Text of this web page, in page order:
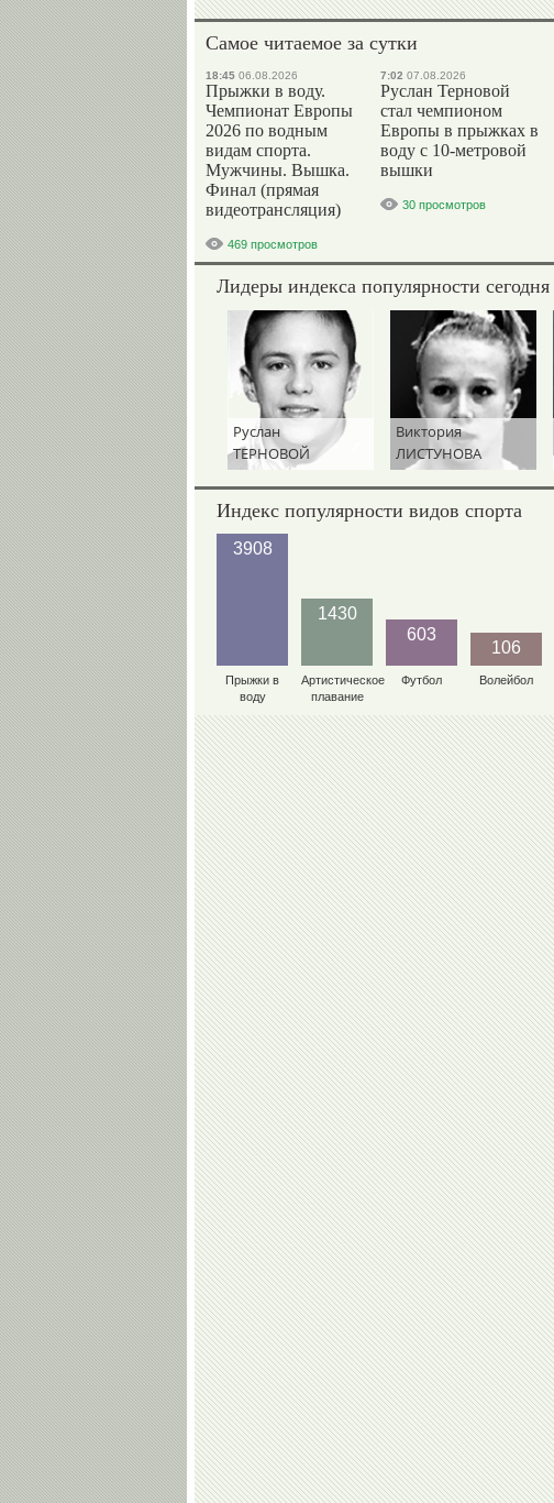
Самое читаемое за сутки
18:45 06.08.2026
Прыжки в воду.
Чемпионат Европы
2026 по водным
видам спорта.
Мужчины. Вышка.
Финал (прямая
видеотрансляция)
469 просмотров
7:02 07.08.2026
Руслан Терновой
стал чемпионом
Европы в прыжках в
воду с 10-метровой
вышки
30 просмотров
Лидеры индекса популярности сегодня
Руслан
ТЕРНОВОЙ
Виктория
ЛИСТУНОВА
Индекс популярности видов спорта
3908
Прыжки в
воду
1430
Артистическое
плавание
603
Футбол
106
Волейбол